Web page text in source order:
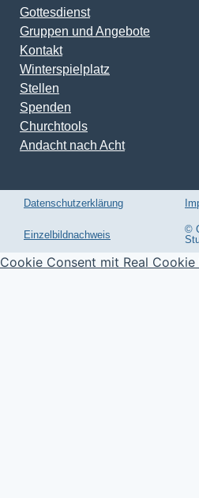
Gottesdienst
Gruppen und Angebote
Kontakt
Winterspielplatz
Stellen
Spenden
Churchtools
Andacht nach Acht
Datenschutzerklärung
Einzelbildnachweis
©
Cookie Consent mit Real Cookie